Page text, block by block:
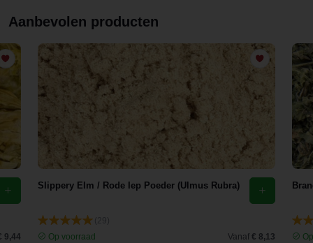
Aanbevolen producten
9,44
Slippery Elm / Rode Iep Poeder (Ulmus Rubra)
Op voorraad
Vanaf € 8,13